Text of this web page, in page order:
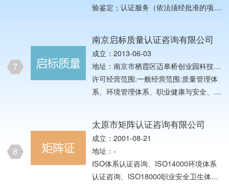
验鉴定；认证服务（依法须经批准的项
许可证件为准）一般项目：计量服务；社
会经济咨询服务（金融信息服务除外）；
认证咨询；标准化服务；普通货物仓储服
务（不含危险化学品等需许可审批的项
目）；装卸搬运；国际货物运输代理；运
法须经批准的项目外，凭营业执照依法自
主开展经营活动）。
7
南京启标质量认证咨询有限公司
成立：2013-06-03
地址：南京市栖霞区迈皋桥创业园科技研
发基地寅春路18号-A662
许可经营范围:一般经营范围:质量管理体
系、环境管理体系、职业健康与安全、汽
8
太原市矩阵认证咨询有限公司
成立：2001-08-21
地址：-
ISO体系认证咨询、ISO14000环境体系
认证咨询、ISO18000职业安全卫生体系